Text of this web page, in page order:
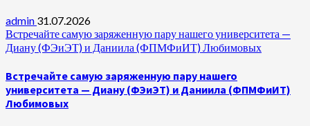
admin 31.07.2026
Встречайте самую заряженную пару нашего университета —
Диану (ФЭиЭТ) и Даниила (ФПМФиИТ) Любимовых
Встречайте самую заряженную пару нашего
университета — Диану (ФЭиЭТ) и Даниила (ФПМФиИТ)
Любимовых